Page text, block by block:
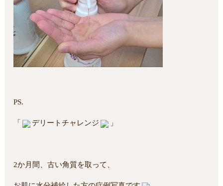
PS.
「 デリートチャレンジ 」
2か月間、古い角質を取って、